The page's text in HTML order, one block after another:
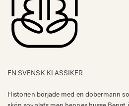
EN SVENSK KLASSIKER
Historien började med en dobermann